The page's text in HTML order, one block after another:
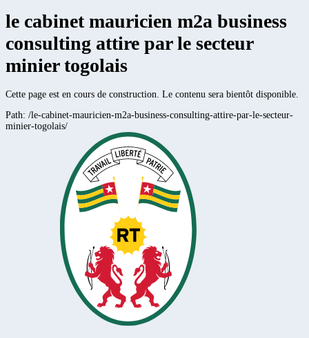
le cabinet mauricien m2a business
consulting attire par le secteur
minier togolais
Cette page est en cours de construction. Le contenu sera bientôt disponible.
Path: /le-cabinet-mauricien-m2a-business-consulting-attire-par-le-secteur-
minier-togolais/